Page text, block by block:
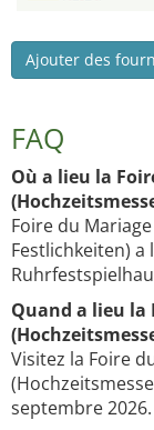
Ajouter des
FAQ
Où a lieu la
Foire du
Festlichkeiten) a
Quand a lieu la
Visitez la Foire
septembre 2026.